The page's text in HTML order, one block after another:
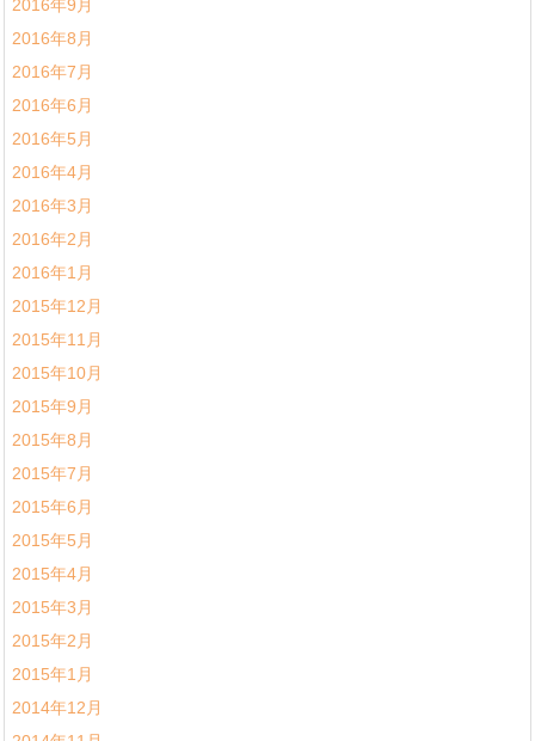
2016年9月
2016年8月
2016年7月
2016年6月
2016年5月
2016年4月
2016年3月
2016年2月
2016年1月
2015年12月
2015年11月
2015年10月
2015年9月
2015年8月
2015年7月
2015年6月
2015年5月
2015年4月
2015年3月
2015年2月
2015年1月
2014年12月